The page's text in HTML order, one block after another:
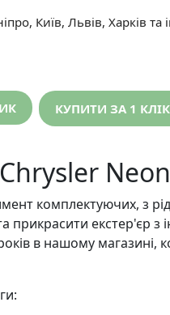
Київ, Львів, Харків та
КУПИТИ ЗА 1 КЛIК
комплектуючих, з
екстер'єр
в нашому магазині,